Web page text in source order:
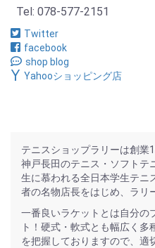
Tel: 078-577-2151
Twitter
facebook
shop blog
Yahooショッピング店
テニスショップラリーは創業
神戸長田のテニス・ソフトテ
生に慕われる全日本学生テニ
者の名物店長をはじめ、ラリ
一番良いラケットとは自分の
ト！硬式・軟式とも幅広く
を把握しておりますので、適